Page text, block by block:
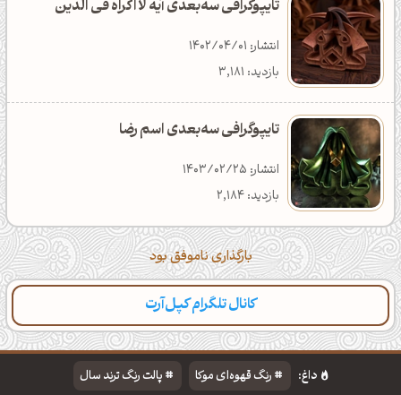
تایپوگرافی سه‌بعدی آیه لا اکراه فی الدین
انتشار: 1402/04/01
بازدید: 3,181
تایپوگرافی سه‌بعدی اسم رضا
انتشار: 1403/02/25
بازدید: 2,184
بارگذاری ناموفق بود
کانال تلگرام کپل‌آرت
دسته‌بندی مطالب تازه تایپوگرافی پالت‌ها
داغ: رنگ قهوه‌ای موکا
پالت رنگ ترند سال